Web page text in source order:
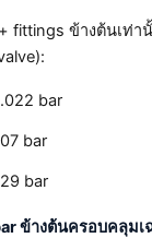
fittings ข้างต้นเท่
bar
bar
bar
ข้างต้นครอบคลุมเ